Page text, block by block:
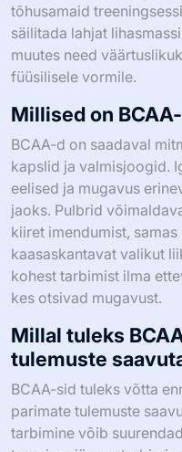
tõhusamaid
säilitada lahjat
muutes need
füüsilisele vormile.
Millised on
BCAA-d on saadaval
kapslid ja valmisjoogid.
eelised ja mugavus
jaoks. Pulbrid
kiiret imendumist,
kaasaskantavat valikut
kohest tarbimist ilma
kes otsivad mugavust.
Millal tuleks
tulemuste
BCAA-sid tuleks võtta
parimate tulemuste
tarbimine võib